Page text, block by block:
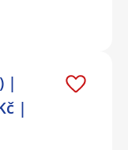
|
|